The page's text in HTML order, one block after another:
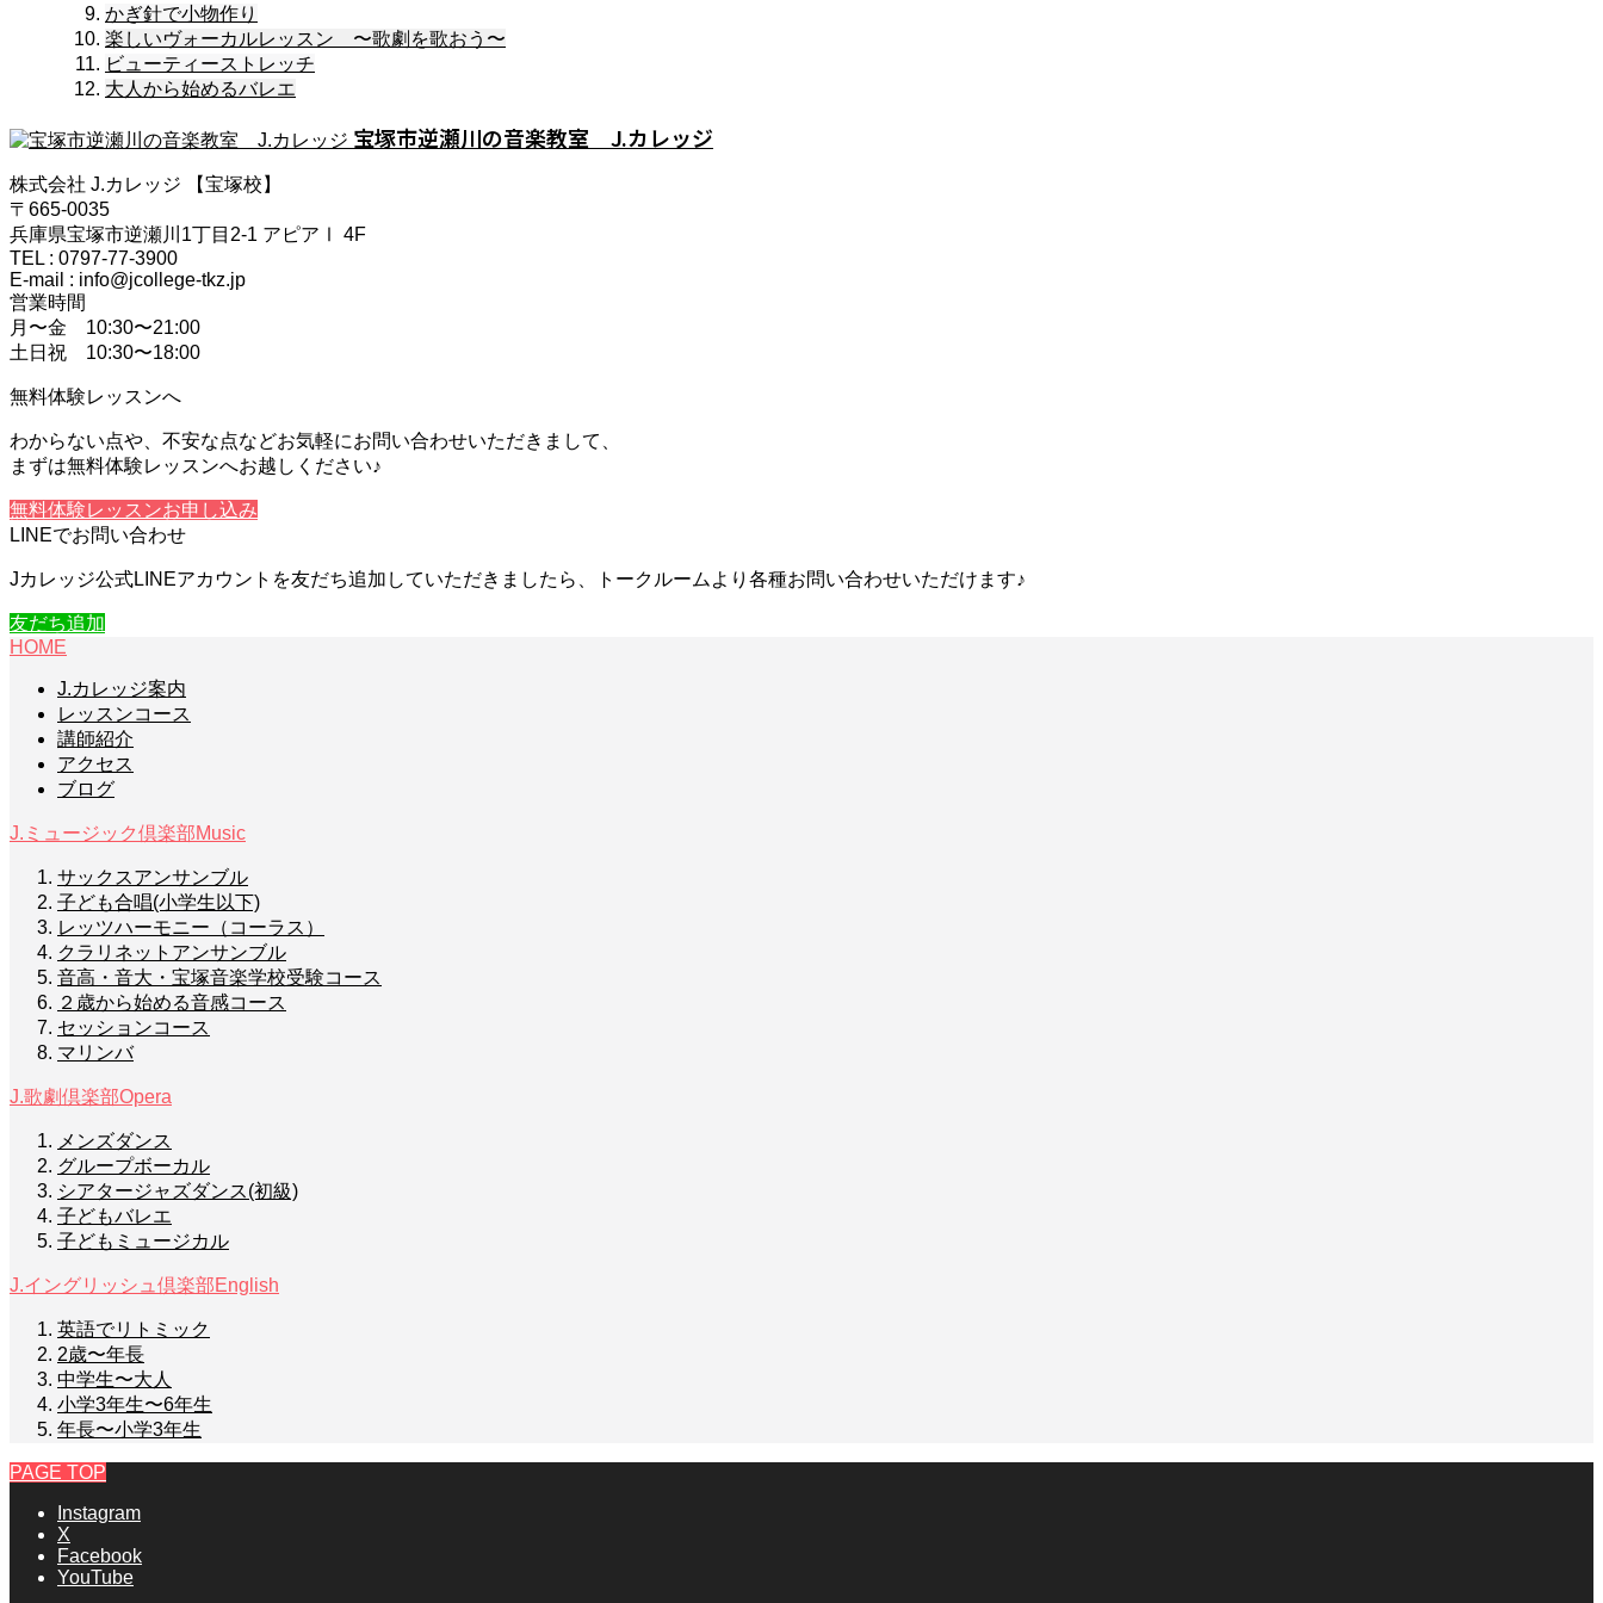
かぎ針で小物作り
楽しいヴォーカルレッスン 〜歌劇を歌おう〜
ビューティーストレッチ
大人から始めるバレエ
宝塚市逆瀬川の音楽教室 J.カレッジ
株式会社 J.カレッジ 【宝塚校】
〒665-0035
兵庫県宝塚市逆瀬川1丁目2-1 アピアⅠ 4F
TEL : 0797-77-3900
E-mail : info@jcollege-tkz.jp
営業時間
月〜金 10:30〜21:00
土日祝 10:30〜18:00
無料体験レッスンへ
わからない点や、不安な点などお気軽にお問い合わせいただきまして、
まずは無料体験レッスンへお越しください♪
無料体験レッスンお申し込み
LINEでお問い合わせ
Jカレッジ公式LINEアカウントを友だち追加していただきましたら、トークルームより各種お問い合わせいただけます♪
友だち追加
HOME
J.カレッジ案内
レッスンコース
講師紹介
アクセス
ブログ
J.ミュージック倶楽部Music
サックスアンサンブル
子ども合唱(小学生以下)
レッツハーモニー（コーラス）
クラリネットアンサンブル
音高・音大・宝塚音楽学校受験コース
２歳から始める音感コース
セッションコース
マリンバ
J.歌劇倶楽部Opera
メンズダンス
グループボーカル
シアタージャズダンス(初級)
子どもバレエ
子どもミュージカル
J.イングリッシュ倶楽部English
英語でリトミック
2歳〜年長
中学生〜大人
小学3年生〜6年生
年長〜小学3年生
PAGE TOP
Instagram
X
Facebook
YouTube